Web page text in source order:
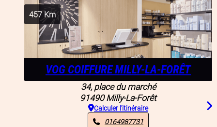
457Km
VOG COIFFURE MILLY-LA-FORÊT
34, place du marché
91490 Milly-La-Forêt
Calculer l'itinéraire
0164987731